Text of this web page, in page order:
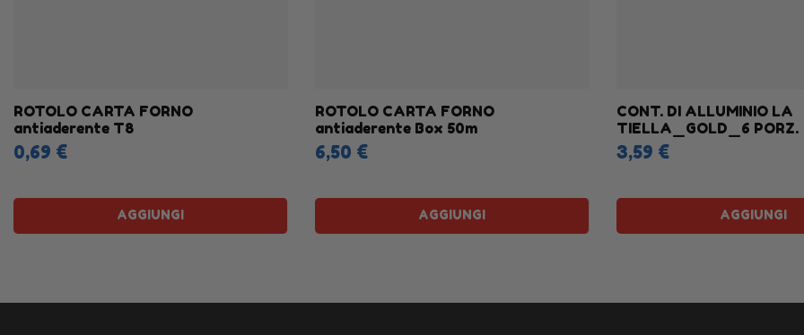
ROTOLO CARTA FORNO
antiaderente T8
0,69 €
AGGIUNGI
ROTOLO CARTA FORNO
antiaderente Box 50m
6,50 €
AGGIUNGI
CONT. DI ALLUMINIO LA
TIELLA_GOLD_6 PORZ.
3,59 €
AGGIUNGI